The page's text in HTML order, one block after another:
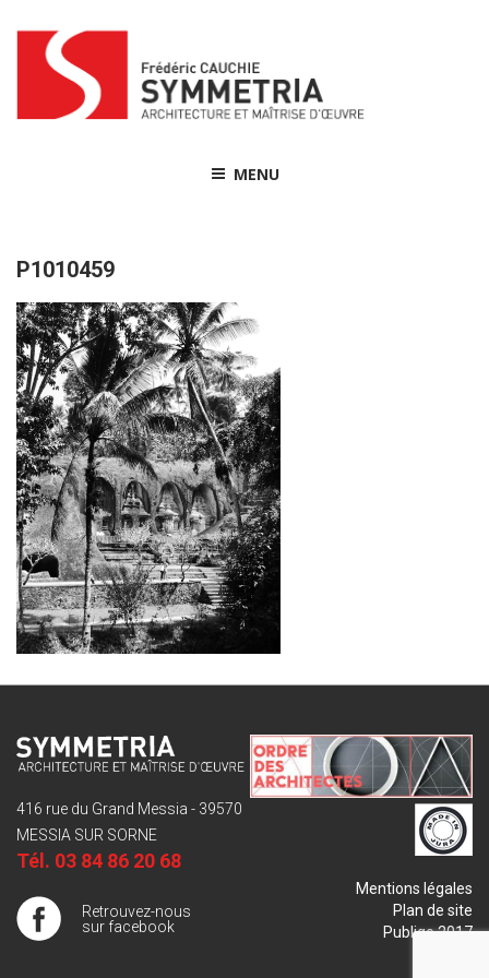
content
MENU
P1010459
416 rue du Grand Messia - 39570
MESSIA SUR SORNE
Tél. 03 84 86 20 68
Retrouvez-nous
sur facebook
Mentions légales
Plan de site
Publigo 2017